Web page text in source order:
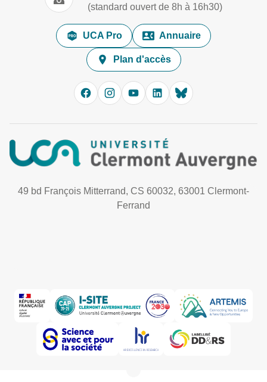
(standard ouvert de 8h à 16h30)
UCA Pro Annuaire
Plan d'accès
49 bd François Mitterrand, CS 60032, 63001 Clermont-
Ferrand